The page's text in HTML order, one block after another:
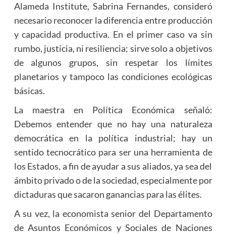
Alameda Institute, Sabrina Fernandes, consideró
necesario reconocer la diferencia entre producción
y capacidad productiva. En el primer caso va sin
rumbo, justicia, ni resiliencia; sirve solo a objetivos
de algunos grupos, sin respetar los límites
planetarios y tampoco las condiciones ecológicas
básicas.
La maestra en Política Económica señaló:
Debemos entender que no hay una naturaleza
democrática en la política industrial; hay un
sentido tecnocrático para ser una herramienta de
los Estados, a fin de ayudar a sus aliados, ya sea del
ámbito privado o de la sociedad, especialmente por
dictaduras que sacaron ganancias para las élites.
A su vez, la economista senior del Departamento
de Asuntos Económicos y Sociales de Naciones